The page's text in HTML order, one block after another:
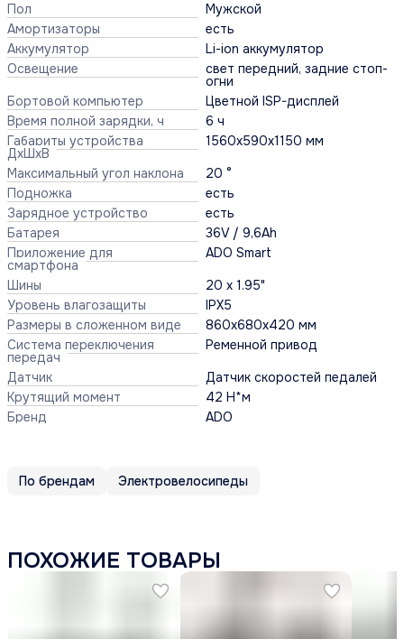
Пол
Мужской
Амортизаторы
есть
Аккумулятор
Li-ion аккумулятор
Освещение
свет передний, задние стоп-
огни
Бортовой компьютер
Цветной ISP-дисплей
Время полной зарядки, ч
6 ч
Габариты устройства
ДхШхВ
1560х590х1150 мм
Максимальный угол наклона
20 °
Подножка
есть
Зарядное устройство
есть
Батарея
36V / 9,6Ah
Приложение для
смартфона
ADO Smart
Шины
20 х 1.95"
Уровень влагозащиты
IPX5
Размеры в сложенном виде
860х680х420 мм
Система переключения
передач
Ременной привод
Датчик
Датчик скоростей педалей
Крутящий момент
42 Н*м
Бренд
ADO
По брендам Электровелосипеды
ПОХОЖИЕ ТОВАРЫ